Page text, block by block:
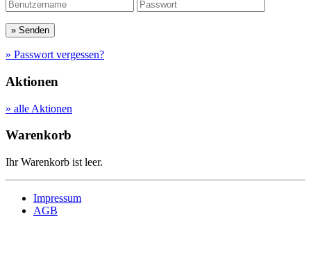
» Passwort vergessen?
Aktionen
» alle Aktionen
Warenkorb
Ihr Warenkorb ist leer.
Impressum
AGB